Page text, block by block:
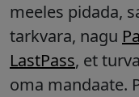
meeles pidada,
tarkvara, nagu
LastPass, et
oma mandaate.